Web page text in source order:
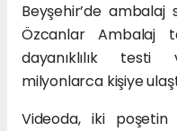
Beyşehir’de
Özcanlar Ambalaj
dayanıklılık
milyonlarca kişiye
Videoda, iki